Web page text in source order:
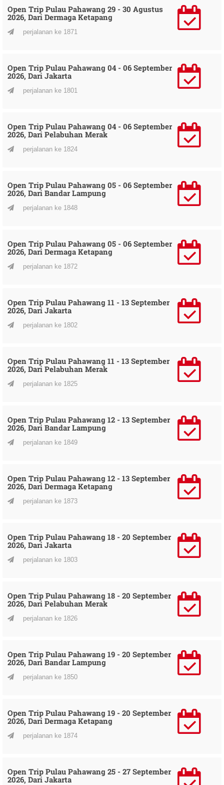
Open Trip Pulau Pahawang 29 - 30 Agustus
2026, Dari Dermaga Ketapang
perjalanan ke 1871
Open Trip Pulau Pahawang 04 - 06 September
2026, Dari Jakarta
perjalanan ke 1801
Open Trip Pulau Pahawang 04 - 06 September
2026, Dari Pelabuhan Merak
perjalanan ke 1824
Open Trip Pulau Pahawang 05 - 06 September
2026, Dari Bandar Lampung
perjalanan ke 1848
Open Trip Pulau Pahawang 05 - 06 September
2026, Dari Dermaga Ketapang
perjalanan ke 1872
Open Trip Pulau Pahawang 11 - 13 September
2026, Dari Jakarta
perjalanan ke 1802
Open Trip Pulau Pahawang 11 - 13 September
2026, Dari Pelabuhan Merak
perjalanan ke 1825
Open Trip Pulau Pahawang 12 - 13 September
2026, Dari Bandar Lampung
perjalanan ke 1849
Open Trip Pulau Pahawang 12 - 13 September
2026, Dari Dermaga Ketapang
perjalanan ke 1873
Open Trip Pulau Pahawang 18 - 20 September
2026, Dari Jakarta
perjalanan ke 1803
Open Trip Pulau Pahawang 18 - 20 September
2026, Dari Pelabuhan Merak
perjalanan ke 1826
Open Trip Pulau Pahawang 19 - 20 September
2026, Dari Bandar Lampung
perjalanan ke 1850
Open Trip Pulau Pahawang 19 - 20 September
2026, Dari Dermaga Ketapang
perjalanan ke 1874
Open Trip Pulau Pahawang 25 - 27 September
2026, Dari Jakarta